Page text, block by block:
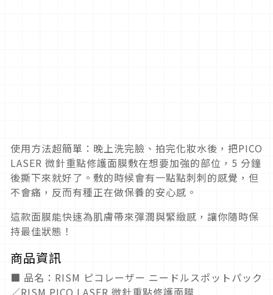
使用方法超簡單：晚上洗完臉、拍完化妝水後，把PICO
LASER 微針重點修護面膜敷在想要加強的部位，5 分鐘
後撕下來就好了。敷的時候會有一點點刺刺的感覺，但
不會痛，反而有種正在做保養的安心感。
這款面膜能快速為肌膚帶來彈潤與緊緻感，讓你隨時保
持最佳狀態！
商品資訊
■ 品名：RISM ピコレーザー ニードルスポットパック